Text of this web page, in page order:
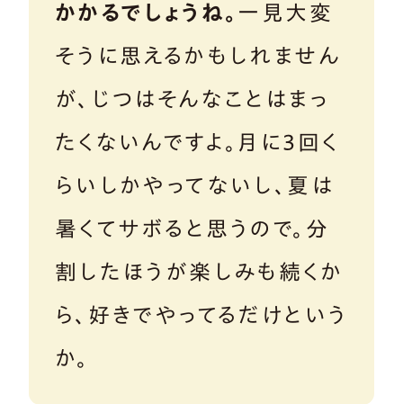
かかるでしょうね。 一見大変
そうに思えるかもしれません
が、じつはそんなことはまっ
たくないんですよ。月に3回く
らいしかやってないし、夏は
暑くてサボると思うので。分
割したほうが楽しみも続くか
ら、好きでやってるだけという
か。